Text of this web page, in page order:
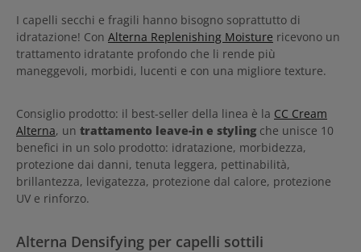
I capelli secchi e fragili hanno bisogno soprattutto di
idratazione! Con Alterna Replenishing Moisture ricevono un
trattamento idratante profondo che li rende più
maneggevoli, morbidi, lucenti e con una migliore texture.
Consiglio prodotto: il best-seller della linea è la CC Cream
Alterna, un trattamento leave-in e styling che unisce 10
benefici in un solo prodotto: idratazione, morbidezza,
protezione dai danni, tenuta leggera, pettinabilità,
brillantezza, levigatezza, protezione dal calore, protezione
UV e rinforzo.
Alterna Densifying per capelli sottili